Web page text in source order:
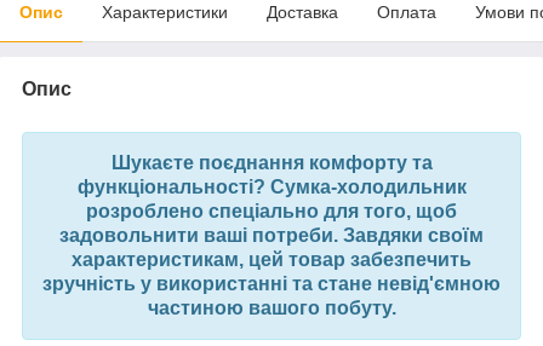
Опис Характеристики Доставка Оплата Умови
Опис
Шукаєте поєднання комфорту та
функціональності? Сумка-холодильник
розроблено спеціально для того, щоб
задовольнити ваші потреби. Завдяки своїм
характеристикам, цей товар забезпечить
зручність у використанні та стане невід'ємною
частиною вашого побуту.